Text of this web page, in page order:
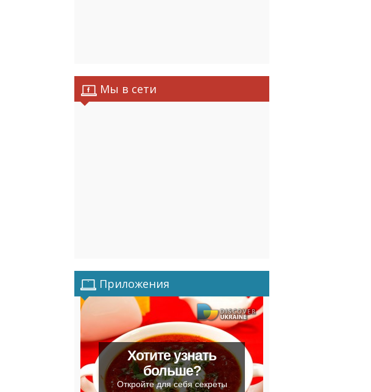
Мы в сети
Приложения
Хотите узнать
больше?
Откройте для себя секреты